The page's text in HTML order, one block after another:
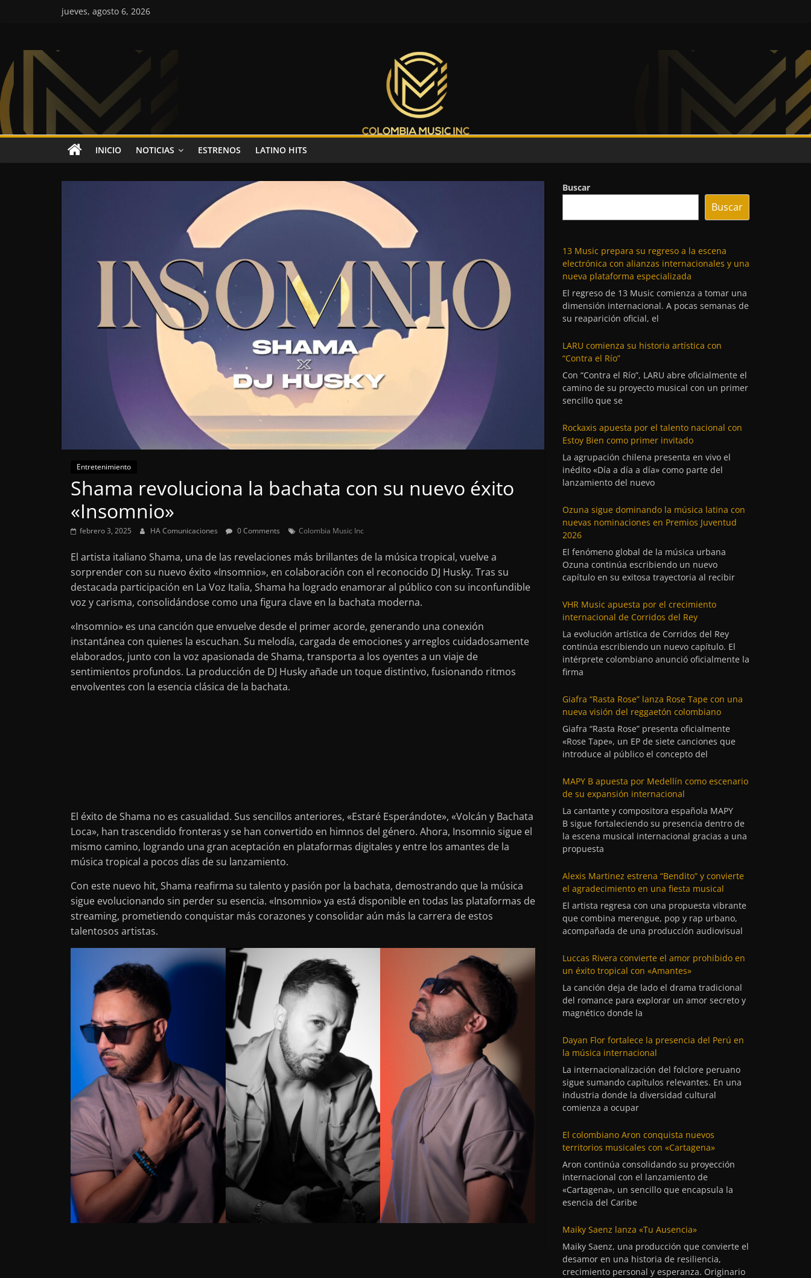
jueves, agosto 6, 2026
Colombia
Music
Inc
Colombia
Music
INICIO NOTICIAS ESTRENOS LATINO HITS
Entretenimiento
Shama revoluciona la bachata con su nuevo éxito
«Insomnio»
febrero 3, 2025 HA Comunicaciones 0 Comments Colombia Music Inc
El artista italiano Shama, una de las revelaciones más brillantes de la música tropical, vuelve a
sorprender con su nuevo éxito «Insomnio», en colaboración con el reconocido DJ Husky. Tras su
destacada participación en La Voz Italia, Shama ha logrado enamorar al público con su inconfundible
voz y carisma, consolidándose como una figura clave en la bachata moderna.
«Insomnio» es una canción que envuelve desde el primer acorde, generando una conexión
instantánea con quienes la escuchan. Su melodía, cargada de emociones y arreglos cuidadosamente
elaborados, junto con la voz apasionada de Shama, transporta a los oyentes a un viaje de
sentimientos profundos. La producción de DJ Husky añade un toque distintivo, fusionando ritmos
envolventes con la esencia clásica de la bachata.
El éxito de Shama no es casualidad. Sus sencillos anteriores, «Estaré Esperándote», «Volcán y Bachata
Loca», han trascendido fronteras y se han convertido en himnos del género. Ahora, Insomnio sigue el
mismo camino, logrando una gran aceptación en plataformas digitales y entre los amantes de la
música tropical a pocos días de su lanzamiento.
Con este nuevo hit, Shama reafirma su talento y pasión por la bachata, demostrando que la música
sigue evolucionando sin perder su esencia. «Insomnio» ya está disponible en todas las plataformas de
streaming, prometiendo conquistar más corazones y consolidar aún más la carrera de estos
talentosos artistas.
Buscar
Buscar
13 Music prepara su regreso a la escena
electrónica con alianzas internacionales y una
nueva plataforma especializada
El regreso de 13 Music comienza a tomar una
dimensión internacional. A pocas semanas de
su reaparición oficial, el
LARU comienza su historia artística con
“Contra el Río”
Con “Contra el Río”, LARU abre oficialmente el
camino de su proyecto musical con un primer
sencillo que se
Rockaxis apuesta por el talento nacional con
Estoy Bien como primer invitado
La agrupación chilena presenta en vivo el
inédito «Día a día a día» como parte del
lanzamiento del nuevo
Ozuna sigue dominando la música latina con
nuevas nominaciones en Premios Juventud
2026
El fenómeno global de la música urbana
Ozuna continúa escribiendo un nuevo
capítulo en su exitosa trayectoria al recibir
VHR Music apuesta por el crecimiento
internacional de Corridos del Rey
La evolución artística de Corridos del Rey
continúa escribiendo un nuevo capítulo. El
intérprete colombiano anunció oficialmente la
firma
Giafra “Rasta Rose” lanza Rose Tape con una
nueva visión del reggaetón colombiano
Giafra “Rasta Rose” presenta oficialmente
«Rose Tape», un EP de siete canciones que
introduce al público el concepto del
MAPY B apuesta por Medellín como escenario
de su expansión internacional
La cantante y compositora española MAPY
B sigue fortaleciendo su presencia dentro de
la escena musical internacional gracias a una
propuesta
Alexis Martinez estrena “Bendito” y convierte
el agradecimiento en una fiesta musical
El artista regresa con una propuesta vibrante
que combina merengue, pop y rap urbano,
acompañada de una producción audiovisual
Luccas Rivera convierte el amor prohibido en
un éxito tropical con «Amantes»
La canción deja de lado el drama tradicional
del romance para explorar un amor secreto y
magnético donde la
Dayan Flor fortalece la presencia del Perú en
la música internacional
La internacionalización del folclore peruano
sigue sumando capítulos relevantes. En una
industria donde la diversidad cultural
comienza a ocupar
El colombiano Aron conquista nuevos
territorios musicales con «Cartagena»
Aron continúa consolidando su proyección
internacional con el lanzamiento de
«Cartagena», un sencillo que encapsula la
esencia del Caribe
Maiky Saenz lanza «Tu Ausencia»
Maiky Saenz, una producción que convierte el
desamor en una historia de resiliencia,
crecimiento personal y esperanza. Originario